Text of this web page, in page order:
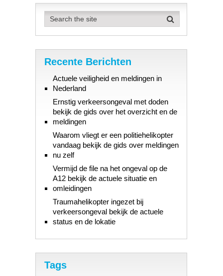
Recente Berichten
Actuele veiligheid en meldingen in
Nederland
Ernstig verkeersongeval met doden
bekijk de gids over het overzicht en de
meldingen
Waarom vliegt er een politiehelikopter
vandaag bekijk de gids over meldingen
nu zelf
Vermijd de file na het ongeval op de
A12 bekijk de actuele situatie en
omleidingen
Traumahelikopter ingezet bij
verkeersongeval bekijk de actuele
status en de lokatie
Tags